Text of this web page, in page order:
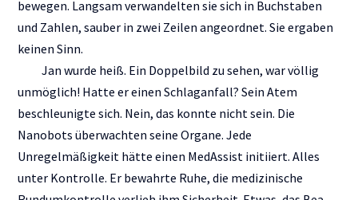
bewegen. Langsam verwandelten sie sich in Buchstaben
und Zahlen, sauber in zwei Zeilen angeordnet. Sie ergaben
keinen Sinn.
Jan wurde heiß. Ein Doppelbild zu sehen, war völlig
unmöglich! Hatte er einen Schlaganfall? Sein Atem
beschleunigte sich. Nein, das konnte nicht sein. Die
Nanobots überwachten seine Organe. Jede
Unregelmäßigkeit hätte einen MedAssist initiiert. Alles
unter Kontrolle. Er bewahrte Ruhe, die medizinische